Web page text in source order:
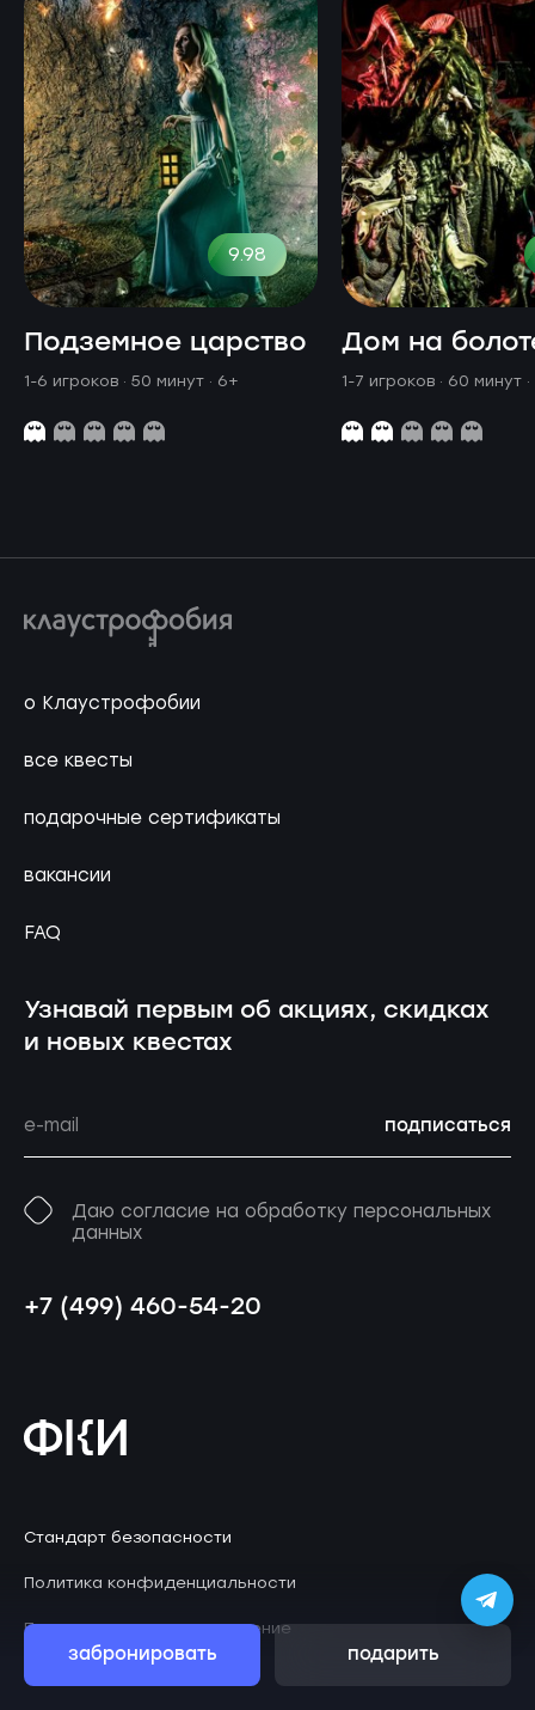
забронировать подарить
9.98
Подземное царство
1-6 игроков · 50 минут · 6+
Дом на
1-7 игроков · 60 минут
о Клаустрофобии
все квесты
подарочные сертификаты
вакансии
FAQ
Узнавай первым об акциях, скидках
и новых квестах
подписаться
Даю согласие на обработку персональных
данных
+7 (499) 460-54-20
Стандарт безопасности
Политика конфиденциальности
Пользовательское соглашение
© 2026 Клаустрофобия